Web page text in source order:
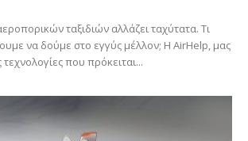
ταξιδιών αλλάζει ταχύτατα. Τι
να δούμε στο εγγύς μέλλον; Η AirHelp, μας
που πρόκειται...